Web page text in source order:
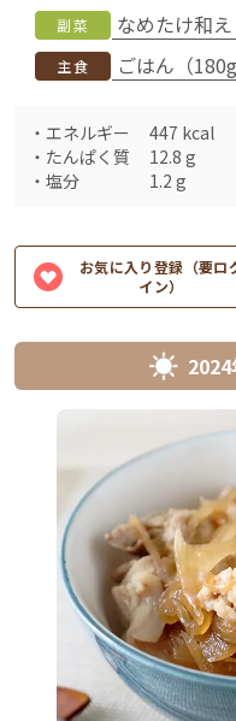
副菜 なめたけ和え
主食 ごはん（180g
・ エネルギー 447 kcal
・ たんぱく質 12.8 g
・ 塩分 1.2 g
お気に入り登録（要ロ
イン）